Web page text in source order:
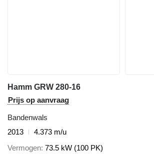
Hamm GRW 280-16
Prijs op aanvraag
Bandenwals
2013
4.373 m/u
Vermogen 73.5 kW (100 PK)